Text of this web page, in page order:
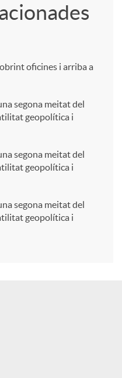
oficines i arriba a
segona meitat del
geopolítica i
segona meitat del
geopolítica i
segona meitat del
geopolítica i